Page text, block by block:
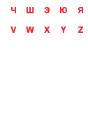
Ч Ш Э Ю
Я
V W X Y Z